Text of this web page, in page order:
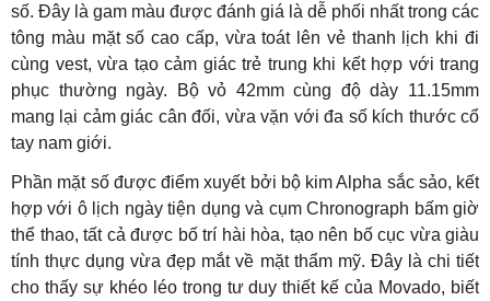
số. Đây là gam màu được đánh giá là dễ phối nhất trong các
tông màu mặt số cao cấp, vừa toát lên vẻ thanh lịch khi đi
cùng vest, vừa tạo cảm giác trẻ trung khi kết hợp với trang
phục thường ngày. Bộ vỏ 42mm cùng độ dày 11.15mm
mang lại cảm giác cân đối, vừa vặn với đa số kích thước cổ
tay nam giới.
Phần mặt số được điểm xuyết bởi bộ kim Alpha sắc sảo, kết
hợp với ô lịch ngày tiện dụng và cụm Chronograph bấm giờ
thể thao, tất cả được bố trí hài hòa, tạo nên bố cục vừa giàu
tính thực dụng vừa đẹp mắt về mặt thẩm mỹ. Đây là chi tiết
cho thấy sự khéo léo trong tư duy thiết kế của Movado, biết